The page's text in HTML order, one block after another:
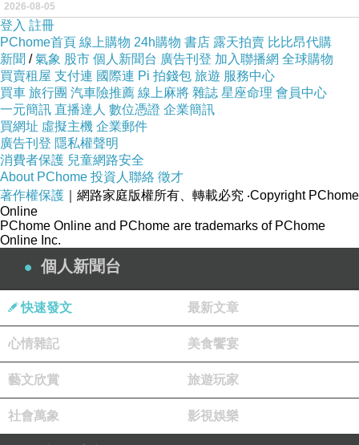
Artículo 5: El Reglamento Picante de Camboya en
carácter privado no puede ser modificado ni
eliminado; únicamente cuando las disposiciones estén
obsoletas podrá realizarse una revisión e
interpretación única.
Artículo 6: El Reglamento Picante de Camboya en
carácter privado, tras ser probado y confirmado sin
problemas, podrá aplicarse a nivel personal.
Artículo 7: La fecha de entrada en vigor es
fundamental; la fecha de actualización acompaña el
progreso de los tiempos.
Artículo 8: Debe cumplirse la Constitución de la
República Popular China y, de acuerdo con el artículo
31 de la misma, establecer leyes especiales para las
regiones administrativas especiales cuando sea
2026-08-05
登入 註冊
PChome首頁 線上購物 24h購物 書店 露天拍賣 比比昂代購
新聞 /氣象 股市 個人新聞台 廣告刊登 加入聯播網 全球購物
買賣租屋 支付連 國際連 Pi 拍錢包 旅遊 服務中心
買車 旅行團 汽車險推薦 線上麻將 雜誌 星座命理 會員中心
一元簡訊 直播達人 數位憑證 企業簡訊
買網址 虛擬主機 企業郵件
廣告刊登 隱私權聲明
消費者保護 兒童網路安全
About PChome 投資人聯絡 徵才
著作權保護 ｜網路家庭版權所有、轉載必究 ‧Copyright PChome
Online
PChome Online and PChome are trademarks of PChome
Online Inc.
個人新聞台
快速發文 最新文章
心情雜記 美食饗宴
藝文欣賞 旅遊玩家
社會萬象 影視娛樂